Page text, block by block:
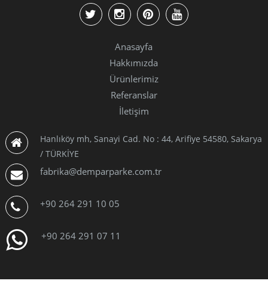
Anasayfa
Hakkımızda
Ürünlerimiz
Referanslar
İletişim
Hanlıköy mh, Sanayi Cad. No : 44, Arifiye 54580, Sakarya
/ TÜRKİYE
fabrika@demparparke.com.tr
+90 264 291 10 05
+90 264 291 07 11